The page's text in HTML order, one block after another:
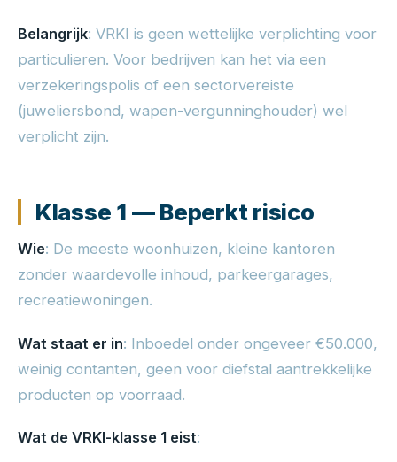
Belangrijk: VRKI is geen wettelijke verplichting voor
particulieren. Voor bedrijven kan het via een
verzekeringspolis of een sectorvereiste
(juweliersbond, wapen-vergunninghouder) wel
verplicht zijn.
Klasse 1 — Beperkt risico
Wie: De meeste woonhuizen, kleine kantoren
zonder waardevolle inhoud, parkeergarages,
recreatiewoningen.
Wat staat er in: Inboedel onder ongeveer €50.000,
weinig contanten, geen voor diefstal aantrekkelijke
producten op voorraad.
Wat de VRKI-klasse 1 eist: